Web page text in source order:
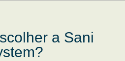
a Sani